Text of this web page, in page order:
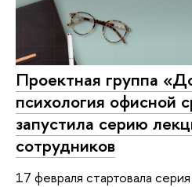
Проектная группа
психология офисной
запустила серию
сотрудников
17 февраля стартовала